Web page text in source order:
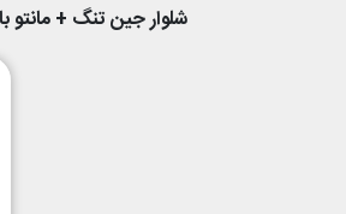
شلوار جین تنگ + مانتو